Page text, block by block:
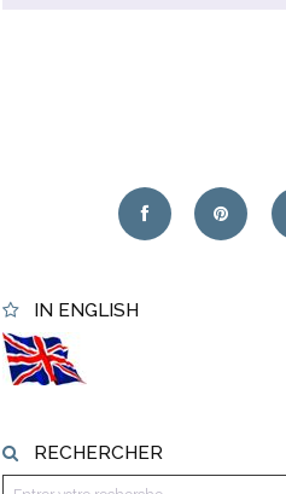
IN ENGLISH
RECHERCHER